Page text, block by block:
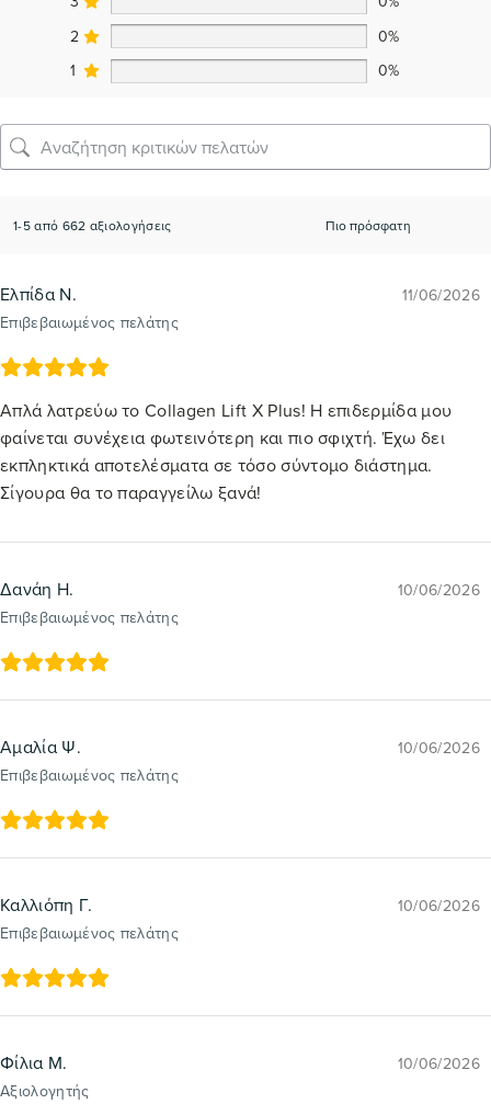
2
0%
1
0%
1-5 από 662 αξιολογήσεις
Ελπίδα Ν.
Επιβεβαιωμένος πελάτης
11/06/2026
Απλά λατρεύω το Collagen Lift X Plus! Η επιδερμίδα μου
φαίνεται συνέχεια φωτεινότερη και πιο σφιχτή. Έχω δει
εκπληκτικά αποτελέσματα σε τόσο σύντομο διάστημα.
Σίγουρα θα το παραγγείλω ξανά!
Δανάη Η.
Επιβεβαιωμένος πελάτης
10/06/2026
Αμαλία Ψ.
Επιβεβαιωμένος πελάτης
10/06/2026
Καλλιόπη Γ.
Επιβεβαιωμένος πελάτης
10/06/2026
Φίλια Μ.
Αξιολογητής
10/06/2026